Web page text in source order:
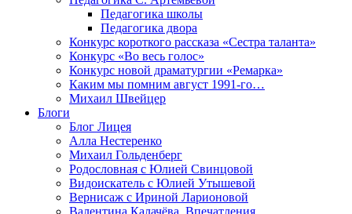
Педагогика школы
Педагогика двора
Конкурс короткого рассказа «Сестра таланта»
Конкурс «Во весь голос»
Конкурс новой драматургии «Ремарка»
Каким мы помним август 1991-го…
Михаил Швейцер
Блоги
Блог Лицея
Алла Нестеренко
Михаил Гольденберг
Родословная с Юлией Свинцовой
Видоискатель с Юлией Утышевой
Вернисаж с Ириной Ларионовой